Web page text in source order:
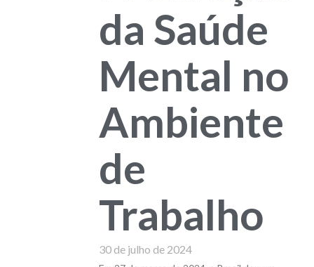
da Saúde
Mental no
Ambiente
de
Trabalho
30 de julho de 2024